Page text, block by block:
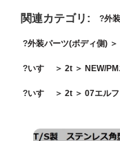
関連カテゴリ: 外
外装パーツ(ボディ側) ＞
いすゞ ＞ 2t ＞ NEW/
いすゞ ＞ 2t ＞ 07エル